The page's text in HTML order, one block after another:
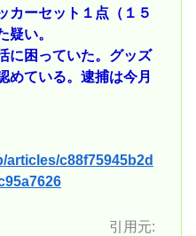
カーセット１点（１５
疑い。
に困っていた。グッズ
めている。逮捕は今月
c88f75945b2d
引用元: